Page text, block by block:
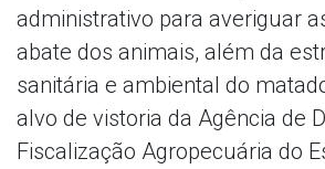
administrativo para averiguar
abate dos animais, além da
sanitária e ambiental do
alvo de vistoria da Agência de
Fiscalização Agropecuária do